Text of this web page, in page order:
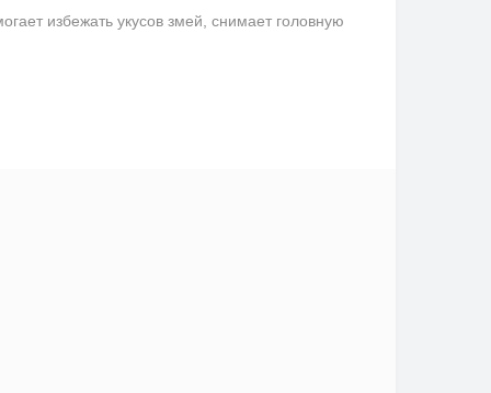
избежать укусов змей, снимает головную